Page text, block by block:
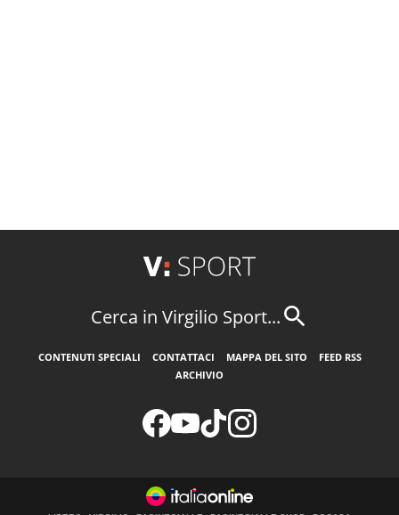
Cerca in Virgilio Sport...
CONTENUTI SPECIALI CONTATTACI MAPPA DEL SITO
FEED RSS
ARCHIVIO